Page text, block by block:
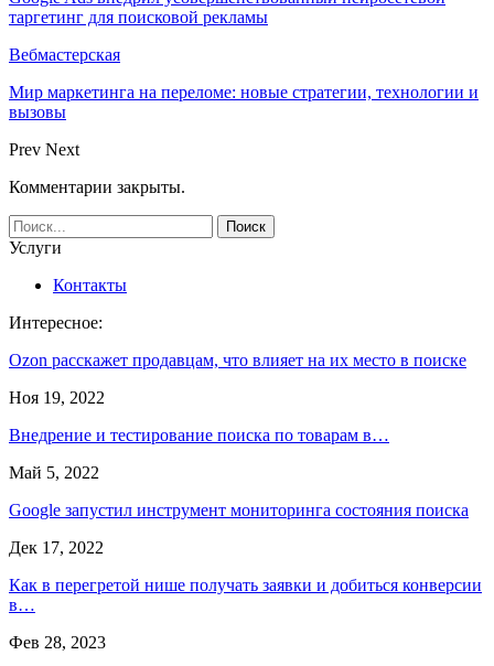
таргетинг для поисковой рекламы
Вебмастерская
Мир маркетинга на переломе: новые стратегии, технологии и
вызовы
Prev Next
Комментарии закрыты.
Услуги
Контакты
Интересное:
Ozon расскажет продавцам, что влияет на их место в поиске
Ноя 19, 2022
Внедрение и тестирование поиска по товарам в…
Май 5, 2022
Google запустил инструмент мониторинга состояния поиска
Дек 17, 2022
Как в перегретой нише получать заявки и добиться конверсии
в…
Фев 28, 2023